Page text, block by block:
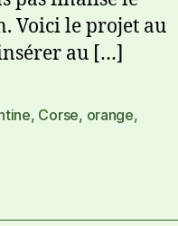
Voici le projet au
au […]
, Corse, orange,